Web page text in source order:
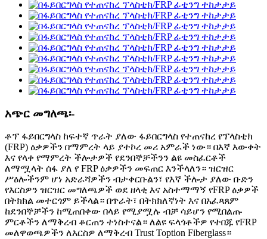
አጭር መግለጫ፡-
ቶፕ ፋይበርግላስ ከፍተኛ ጥራት ያለው ፋይበርግላስ የተጠናከረ የፕላስቲክ
(FRP) ዕቃዎችን በማምረት ላይ ያተኮረ መሪ አምራች ነው። በእኛ እውቀት
እና የላቀ የማምረት ችሎታዎች የደንበኞቻችንን ልዩ መስፈርቶች
ለማሟላት ሰፋ ያለ የ FRP ዕቃዎችን መፍጠር እንችላለን። ዝርዝር
ሥዕሎችንም ሆነ አድራሻዎችን ብታቀርቡልን፣ የእኛ ችሎታ ያለው ቡድን
የእርስዎን ዝርዝር መግለጫዎች ወደ ዘላቂ እና አስተማማኝ የFRP ዕቃዎች
በትክክል መተርጎም ይችላል። በጥራት፣ በትክክለኛነት እና በአፈጻጸም
ከደንበኞቻችን ከሚጠበቀው በላይ የሚያሟሉ ብቻ ሳይሆን የሚበልጡ
ምርቶችን ለማቅረብ ቆርጠን ተነስተናል። ለልዩ ፍላጎቶችዎ የተበጁ የFRP
መለዋወጫዎችን ለእርስዎ ለማቅረብ Trust Toption Fiberglass።